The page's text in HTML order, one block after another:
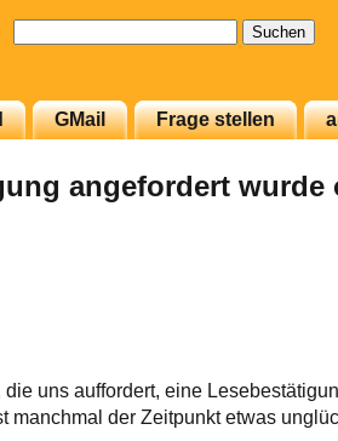
GMail Frage stellen
angefordert wurde
uns auffordert, eine
manchmal der Zeitpunkt etwas